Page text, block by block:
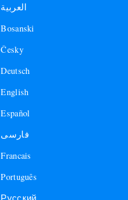
العربية
Bosanski
Česky
Deutsch
English
Español
فارسی
Francais
Português
Русский